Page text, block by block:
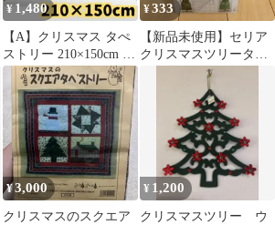
¥ 1,480
【A】クリスマス タぺ
ストリー 210×150cm 大
判 ツリー 北欧 撮影
¥333
【新品未使用】セリア
クリスマスツリータペ
ストリー ファブリック
ツリー/壁掛け
¥3,000
クリスマスのスクエア
¥ 1,200
クリスマスツリー ウ